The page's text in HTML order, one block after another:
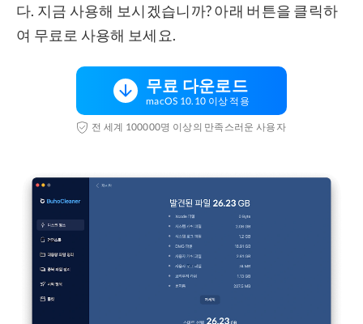
다. 지금 사용해 보시겠습니까? 아래 버튼을 클릭하
여 무료로 사용해 보세요.
무료 다운로드
macOS 10.10 이상 적용
전 세계 100000명 이상의 만족스러운 사용자